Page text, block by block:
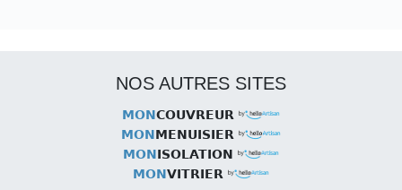
NOS AUTRES SITES
MONCOUVREUR
MONMENUISIER
MONISOLATION
MONVITRIER